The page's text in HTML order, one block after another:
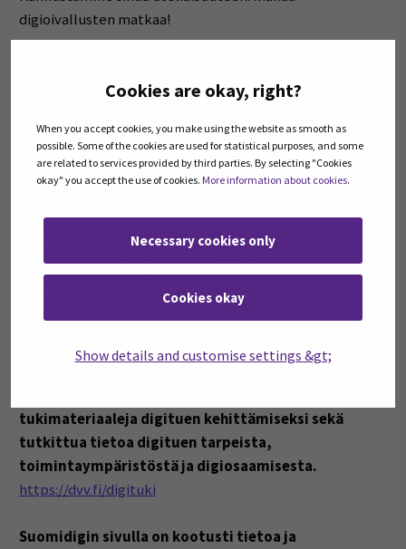
Cookies are okay, right?
When you accept cookies, you make using the website as smooth as
possible. Some of the cookies are used for statistical purposes, and some
are related to services provided by third parties. By selecting "Cookies
okay" you accept the use of cookies. More information about cookies.
Necessary cookies only
Cookies okay
Show details and customise settings &gt;
digioivallusten matkaa!
Lähteitä ja linkkivinkkejä
Yrittäjän digikäsikirjassa lähteinä on käytetty vapaasti
operaattoreiden sivut sekä SeAMKin asiantuntija Sini
Karjalaisen DIKO-iltamien koulutusmateriaaleja (5/22).
Ohessa käsikirjan tekstissä mainittujen lisäksi joitakin
verkkosivuja, joista arvelemme olevan iloa sinulle
nykyisenä tai tulevana yrittäjänä digimaailmassa.
tukimateriaaleja digituen kehittämiseksi sekä
tutkittua tietoa digituen tarpeista,
toimintaympäristöstä ja digiosaamisesta.
https://dvv.fi/digituki
Suomidigin sivulla on kootusti tietoa ja